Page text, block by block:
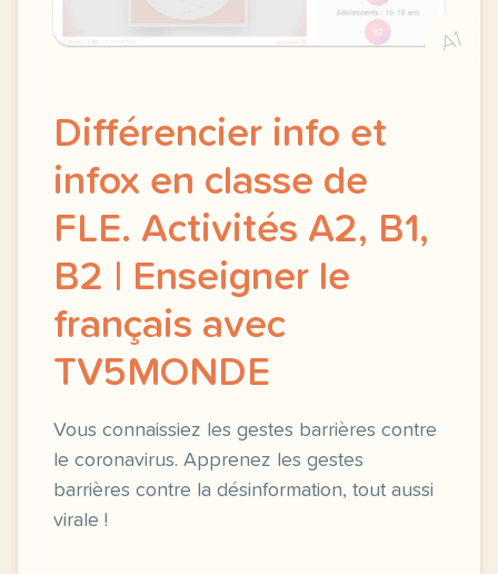
A1
Différencier info et
infox en classe de
FLE. Activités A2, B1,
B2 | Enseigner le
français avec
TV5MONDE
Vous connaissiez les gestes barrières contre
le coronavirus. Apprenez les gestes
barrières contre la désinformation, tout aussi
virale !